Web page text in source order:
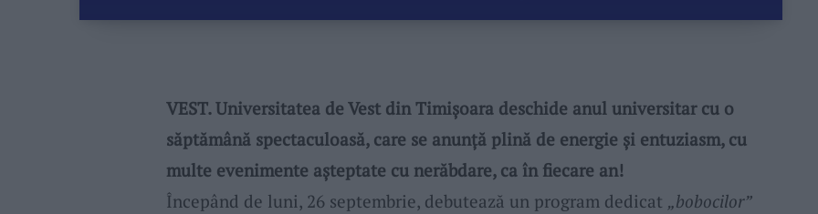
VEST. Universitatea de Vest din Timișoara deschide anul universitar cu o
săptămână spectaculoasă, care se anunță plină de energie și entuziasm, cu
multe evenimente așteptate cu nerăbdare, ca în fiecare an!
Începând de luni, 26 septembrie, debutează un program dedicat „bobocilor”